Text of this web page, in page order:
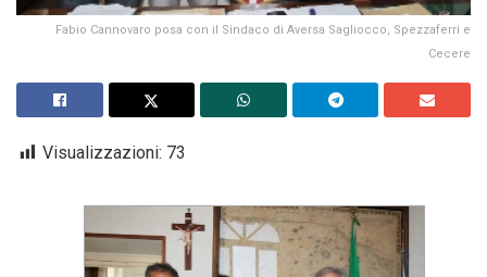
Fabio Cannovaro posa con il Sindaco di Aversa Sagliocco, Spezzaferri e
Cecere
Visualizzazioni: 73